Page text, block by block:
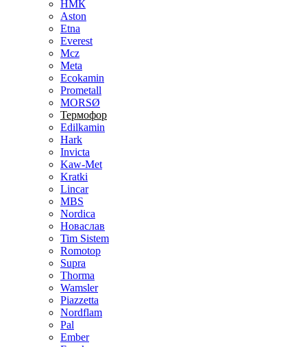
НМК
Aston
Etna
Everest
Mcz
Meta
Ecokamin
Prometall
MORSØ
Термофор
Edilkamin
Hark
Invicta
Kaw-Met
Kratki
Lincar
MBS
Nordica
Новаслав
Tim Sistem
Romotop
Supra
Thorma
Wamsler
Piazzetta
Nordflam
Pal
Ember